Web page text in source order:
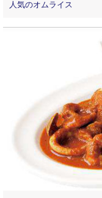
人気のオムライス